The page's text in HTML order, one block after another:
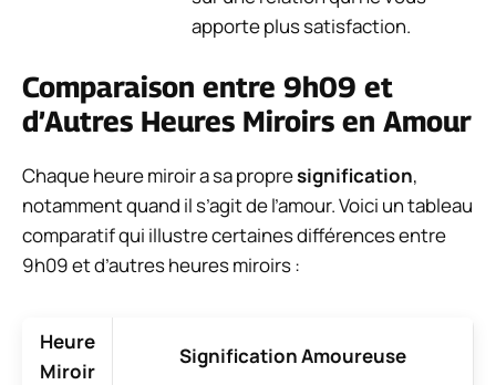
apporte plus satisfaction.
Comparaison entre 9h09 et
d’Autres Heures Miroirs en Amour
Chaque heure miroir a sa propresignification,
notamment quand il s’agit de l’amour. Voici un tableau
comparatif qui illustre certaines différences entre
9h09 et d’autres heures miroirs :
Heure
Miroir
Signification Amoureuse